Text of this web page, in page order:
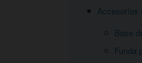
Accesorios
Base
Funda